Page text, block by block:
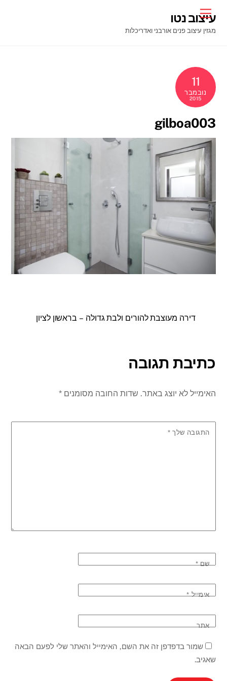
content
Menu
עיצוב נטו
מגזין עיצוב פנים אורבני ואדריכלות
11
נובמבר
2015
gilboa003
דירה מעוצבת להורים ולבת גדולה – בראשון לציון
כתיבת תגובה
האימייל לא יוצג באתר. שדות החובה מסומנים*
התגובה שלך *
שם*
אימייל*
אתר
שמור בדפדפן זה את השם, האימייל והאתר שלי לפעם הבאה
שאגיב.